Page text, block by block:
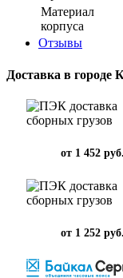
Материал
корпуса
Отзывы
Доставка в городе
от 1 452 руб.
от 1 252 руб.